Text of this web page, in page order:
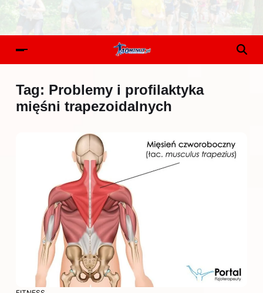
Tag: Problemy i profilaktyka
mięśni trapezoidalnych